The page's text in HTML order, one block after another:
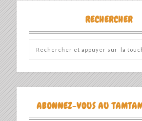
RECHERCHER
ABONNEZ-VOUS AU